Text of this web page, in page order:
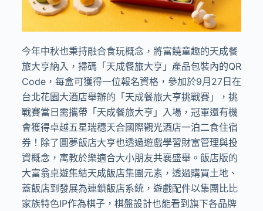
今年中秋也秉持融合食玩概念，將富饒童趣的天成餐
旅大亨納入，掃碼「天成餐旅大亨」產品包裝內的QR
Code，每盒可獲得一位報名資格，參加於9月27日在
台北花園大酒店舉辦的「天成餐旅大亨挑戰賽」，挑
戰賽當日需攜帶「天成餐旅大亨」入場，冠軍還有機
會獲得卓越五星瑞穗天合國際觀光酒店一泊二食住宿
券！除了圓夢飯店大亨也透過遊戲學習財富管理與投
資概念，寓教於樂適合大小朋友共襄盛舉。飯店版的
大富翁桌遊集結天成飯店集團元素，透過購買土地、
蓋飯店到發展為連鎖飯店系統，遊戲配件以集團比比
家族特色IP作為棋子，棋盤設計也能看到旗下各品牌